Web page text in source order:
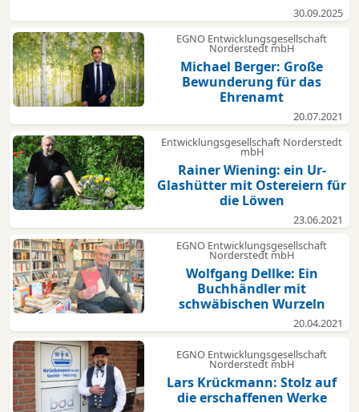
30.09.2025
EGNO Entwicklungsgesellschaft
Norderstedt mbH
Michael Berger: Große
Bewunderung für das
Ehrenamt
20.07.2021
Entwicklungsgesellschaft Norderstedt
mbH
Rainer Wiening: ein Ur-
Glashütter mit Ostereiern für
die Löwen
23.06.2021
EGNO Entwicklungsgesellschaft
Norderstedt mbH
Wolfgang Dellke: Ein
Buchhändler mit
schwäbischen Wurzeln
20.04.2021
EGNO Entwicklungsgesellschaft
Norderstedt mbH
Lars Krückmann: Stolz auf
die erschaffenen Werke